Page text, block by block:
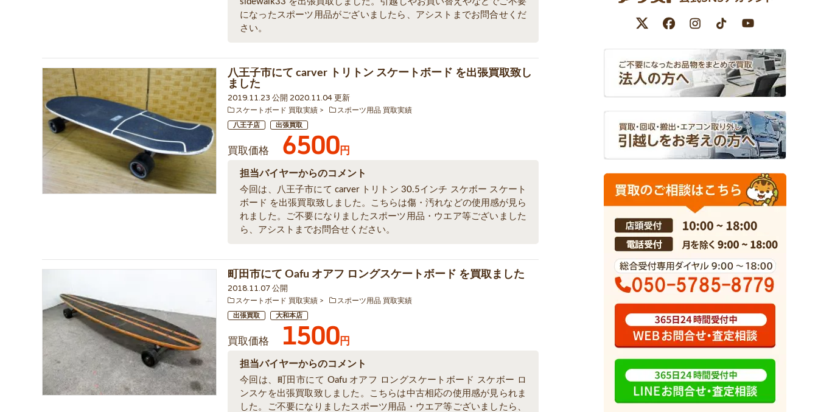
になったスポーツ用品がございましたら、アシストまでお問合せくだ
さい。
八王子市にて carver トリトン スケートボード を出張買取致し
ました
2019.11.23 公開 2020.11.04 更新
スケートボード 買取実績 スポーツ用品 買取実績
八王子店 出張買取
買取価格 6500円
担当バイヤーからのコメント
今回は、八王子市にて carver トリトン 30.5インチ スケボー スケート
ボード を出張買取致しました。こちらは傷・汚れなどの使用感が見ら
れました。ご不要になりましたスポーツ用品・ウエア等ございました
ら、アシストまでお問合せください。
町田市にて Oafu オアフ ロングスケートボード を買取ました
2018.11.07 公開
スケートボード 買取実績 スポーツ用品 買取実績
出張買取 大和本店
買取価格 1500円
担当バイヤーからのコメント
今回は、町田市にて Oafu オアフ ロングスケートボード スケボー ロ
ンスケを出張買取致しました。こちらは中古相応の使用感が見られま
した。ご不要になりましたスポーツ用品・ウエア等ございましたら、